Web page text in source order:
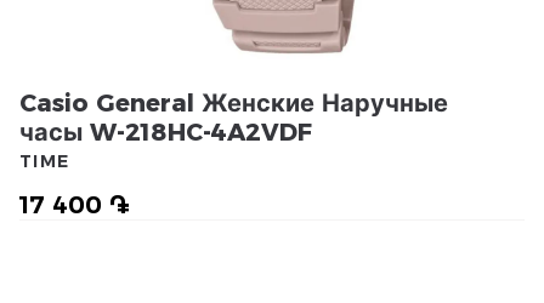
Casio General Женские Наручные
часы W-218HC-4A2VDF
17 400 ֏
TIME